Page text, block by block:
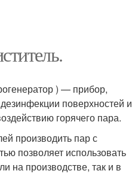
) — прибор,
поверхностей и
горячего пара.
производить пар с
позволяет использовать
на производстве, так и в